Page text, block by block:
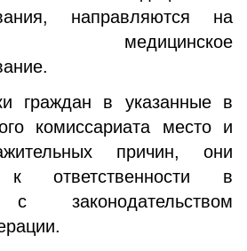
направляются на
медицинское
граждан в указанные в
комиссариата место и
причин, они
к ответственности в
с законодательством